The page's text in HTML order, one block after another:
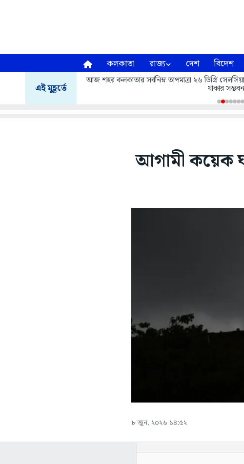
কলকাতা রাজ্য দেশ বিদেশ
এই মুহূর্তে
আজ শহর কলকাতার সর্বনিম্ন তাপমাত্রা ২৬ ডিগ্রি
থাকার
আগামী কয়েক
৮ জুন, ২০২৬ ১৪:৫২